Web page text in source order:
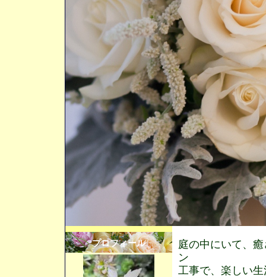
庭の中にいて、
ン
工事で、楽しい
プロフィール